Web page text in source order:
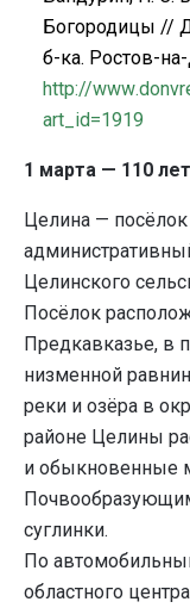
Богородицы //
б-ка. Ростов-
http://www.
art id=1919
1 марта — 110
Целина —
Целинского
Посёлок
Предкавказье, в
низменной
реки и озёра в
районе Целины
и обыкновенные
суглинки.
По
областного